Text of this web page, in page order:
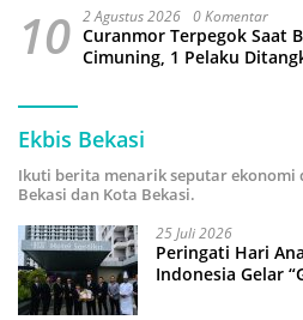
10 2 Agustus 2026 0 Komentar
Curanmor Terpegok Saat
Cimuning, 1 Pelaku
Ekbis Bekasi
Ikuti berita menarik seputar ekonomi
Bekasi dan Kota Bekasi.
25 Juli 2026
Peringati Hari
Indonesia Gelar